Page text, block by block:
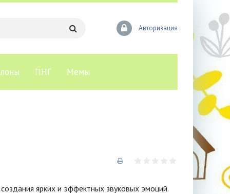
Авторизация
ПНГ Мемы
ярких и эффектных звуковых эмоций.